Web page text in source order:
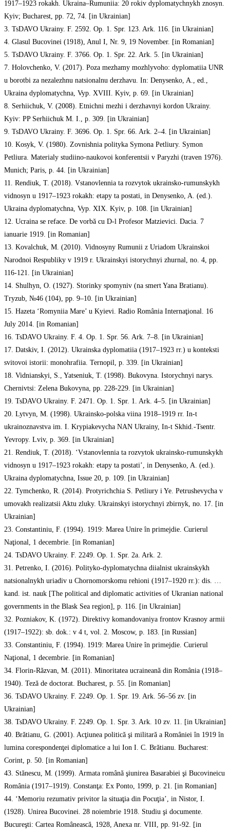
1917–1923 rokakh. Ukraina–Rumuniia: 20 rokiv dyplomatychnykh znosyn.
Kyiv; Bucharest, pp. 72, 74. [in Ukrainian]
3. TsDAVO Ukrainy. F. 2592. Op. 1. Spr. 123. Ark. 116. [in Ukrainian]
4. Glasul Bucovinei (1918), Anul I, Nr. 9, 19 November. [in Romanian]
5. TsDAVO Ukrainy. F. 3766. Op. 1. Spr. 22. Ark. 5. [in Ukrainian]
7. Holovchenko, V. (2017). Poza mezhamy mozhlyvoho: dyplomatiia UNR
u borotbi za nezalezhnu natsionalnu derzhavu. In: Denysenko, A., ed.,
Ukraina dyplomatychna, Vyp. XVIII. Kyiv, p. 69. [in Ukrainian]
8. Serhiichuk, V. (2008). Etnichni mezhi i derzhavnyi kordon Ukrainy.
Kyiv: PP Serhiichuk M. I., p. 309. [in Ukrainian]
9. TsDAVO Ukrainy. F. 3696. Op. 1. Spr. 66. Ark. 2–4. [in Ukrainian]
10. Kosyk, V. (1980). Zovnishnia polityka Symona Petliury. Symon
Petliura. Materialy studiino-naukovoi konferentsii v Paryzhi (traven 1976).
Munich; Paris, p. 44. [in Ukrainian]
11. Rendiuk, T. (2018). Vstanovlennia ta rozvytok ukrainsko-rumunskykh
vidnosyn u 1917–1923 rokakh: etapy ta postati, in Denysenko, A. (ed.).
Ukraina dyplomatychna, Vyp. XIX. Kyiv, p. 108. [in Ukrainian]
12. Ucraina se reface. De vorbă cu D-l Profesor Matzievici. Dacia. 7
ianuarie 1919. [in Romanian]
13. Kovalchuk, M. (2010). Vidnosyny Rumunii z Uriadom Ukrainskoi
Narodnoi Respubliky v 1919 r. Ukrainskyi istorychnyi zhurnal, no. 4, pp.
116-121. [in Ukrainian]
14. Shulhyn, O. (1927). Storinky spomyniv (na smert Yana Bratianu).
Tryzub, №46 (104), pp. 9–10. [in Ukrainian]
15. Hazeta ‘Romyniia Mare’ u Kyievi. Radio România Internaţional. 16
July 2014. [in Romanian]
16. TsDAVO Ukrainy. F. 4. Op. 1. Spr. 56. Ark. 7–8. [in Ukrainian]
17. Datskiv, I. (2012). Ukrainska dyplomatiia (1917–1923 rr.) u konteksti
svitovoi istorii: monohrafiia. Ternopil, p. 339. [in Ukrainian]
18. Vidnianskyi, S., Yatseniuk, T. (1998). Bukovyna. Istorychnyi narys.
Chernivtsi: Zelena Bukovyna, pp. 228-229. [in Ukrainian]
19. TsDAVO Ukrainy. F. 2471. Op. 1. Spr. 1. Ark. 4–5. [in Ukrainian]
20. Lytvyn, M. (1998). Ukrainsko-polska viina 1918–1919 rr. In-t
ukrainoznavstva im. I. Krypiakevycha NAN Ukrainy, In-t Skhid.-Tsentr.
Yevropy. Lviv, p. 369. [in Ukrainian]
21. Rendiuk, T. (2018). ‘Vstanovlennia ta rozvytok ukrainsko-rumunskykh
vidnosyn u 1917–1923 rokakh: etapy ta postati’, in Denysenko, A. (ed.).
Ukraina dyplomatychna, Issue 20, p. 109. [in Ukrainian]
22. Tymchenko, R. (2014). Protyrichchia S. Petliury i Ye. Petrushevycha v
umovakh realizatsii Aktu zluky. Ukrainskyi istorychnyi zbirnyk, no. 17. [in
Ukrainian]
23. Constantiniu, F. (1994). 1919: Marea Unire în primejdie. Curierul
Naţional, 1 decembrie. [in Romanian]
24. TsDAVO Ukrainy. F. 2249. Op. 1. Spr. 2a. Ark. 2.
31. Petrenko, I. (2016). Polityko-dyplomatychna diialnist ukrainskykh
natsionalnykh uriadiv u Chornomorskomu rehioni (1917–1920 rr.): dis. …
kand. ist. nauk [The political and diplomatic activities of Ukranian national
governments in the Blask Sea region], p. 116. [in Ukrainian]
32. Pozniakov, K. (1972). Direktivy komandovaniya frontov Krasnoy armii
(1917–1922): sb. dok.: v 4 t, vol. 2. Moscow, p. 183. [in Russian]
33. Constantiniu, F. (1994). 1919: Marea Unire în primejdie. Curierul
Naţional, 1 decembrie. [in Romanian]
34. Florin-Răzvan, М. (2011). Minoritatea ucraineană din România (1918–
1940). Teză de doctorat. Bucharest, p. 55. [in Romanian]
36. TsDAVO Ukrainy. F. 2249. Op. 1. Spr. 19. Ark. 56–56 zv. [in
Ukrainian]
38. TsDAVO Ukrainy. F. 2249. Op. 1. Spr. 3. Ark. 10 zv. 11. [in Ukrainian]
40. Brătianu, G. (2001). Acţiunea politică şi militară a României în 1919 în
lumina corespondenţei diplomatice a lui Ion I. C. Brătianu. Bucharest:
Corint, p. 50. [in Romanian]
43. Stănescu, М. (1999). Armata română şiunirea Basarabiei şi Bucovineicu
România (1917–1919). Constanţa: Ex Ponto, 1999, p. 21. [in Romanian]
44. ‘Memoriu rezumativ privitor la situaţia din Pocuţia’, in Nistor, І.
(1928). Unirea Bucovinei. 28 noiembrie 1918. Studiu şi documente.
Bucureşti: Cartea Românească, 1928, Anexa nr. VIII, pp. 91-92. [in